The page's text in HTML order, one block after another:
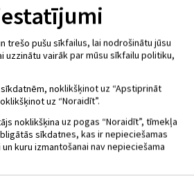
FILMA
centrs “Sēlija”
trešo pušu sīkfailus, lai nodrošinātu jūsu
uzzinātu vairāk par mūsu sīkfailu politiku,
noklikšķinot uz “Apstiprināt
uz “Noraidīt”.
noklikšķina uz pogas “Noraidīt”, tīmekļa
sīkdatnes, kas ir nepieciešamas
kuru izmantošanai nav nepieciešama